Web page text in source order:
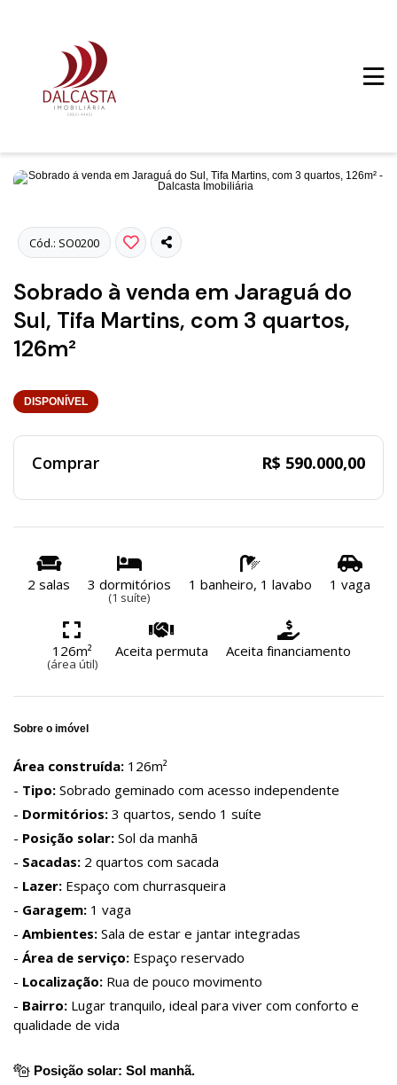
Cód.: SO0200
Sobrado à venda em Jaraguá do
Sul, Tifa Martins, com 3 quartos,
126m²
DISPONÍVEL
Comprar R$ 590.000,00
2 salas 3 dormitórios
(1 suíte)
1 banheiro, 1 lavabo 1 vaga
126m²
(área útil)
Aceita permuta Aceita financiamento
Sobre o imóvel
Área construída: 126m²
- Tipo: Sobrado geminado com acesso independente
- Dormitórios: 3 quartos, sendo 1 suíte
- Posição solar: Sol da manhã
- Sacadas: 2 quartos com sacada
- Lazer: Espaço com churrasqueira
- Garagem: 1 vaga
- Ambientes: Sala de estar e jantar integradas
- Área de serviço: Espaço reservado
- Localização: Rua de pouco movimento
- Bairro: Lugar tranquilo, ideal para viver com conforto e
qualidade de vida
Posição solar: Sol manhã.